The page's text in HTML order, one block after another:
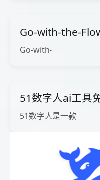
Go-with-the-
Go-with-
51数字人ai工具
51数字人是一款